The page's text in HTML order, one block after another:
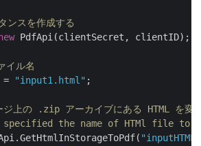
スを作成する
PdfApi(clientSecret, clientID);
ル名
= "input1.html" ;
上の .zip アーカイブにある HTML を変
specified the name of HTMl file to